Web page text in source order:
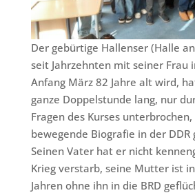
Der gebürtige Hallenser (Halle
seit Jahrzehnten mit seiner Frau
Anfang März 82 Jahre alt wird,
ganze Doppelstunde lang, nur
Fragen des Kurses unterbrochen,
bewegende Biografie in der DDR
Seinen Vater hat er nicht
Krieg verstarb, seine Mutter ist
Jahren ohne ihn in die BRD